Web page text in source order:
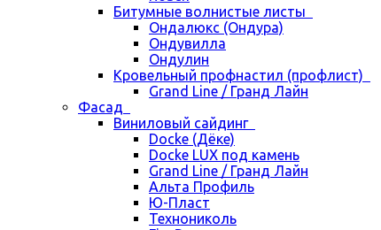
Битумные волнистые листы
Ондалюкс (Ондура)
Ондувилла
Ондулин
Кровельный профнастил (профлист)
Grand Line / Гранд Лайн
Фасад
Виниловый сайдинг
Docke (Дёке)
Docke LUX под камень
Grand Line / Гранд Лайн
Альта Профиль
Ю-Пласт
Технониколь